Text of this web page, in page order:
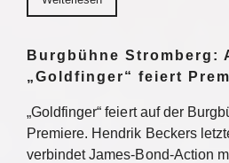
Burgbühne Stromberg:
„Goldfinger“ feiert
„Goldfinger“ feiert auf der
Premiere. Hendrik Beckers
verbindet James-Bond-Action